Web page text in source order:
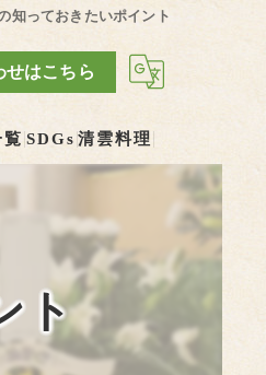
知っておきたいポイント
せはこちら
SDGs 清雲料理
ト